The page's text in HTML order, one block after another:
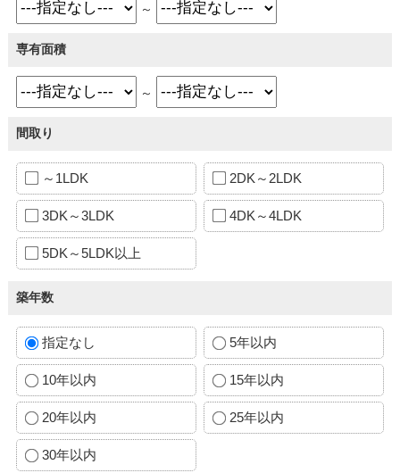
～
専有面積
～
間取り
～1LDK 2DK～2LDK
3DK～3LDK 4DK～4LDK
5DK～5LDK以上
築年数
指定なし 5年以内
10年以内 15年以内
20年以内 25年以内
30年以内